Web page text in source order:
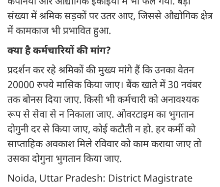
संख्या में श्रमिक सड़कों पर उतर आए, जिससे औद्योगिक क्षेत्र
में कामकाज भी प्रभावित हुआ.
क्या है कर्मचारियों की मांग?
प्रदर्शन कर रहे श्रमिकों की मुख्य मांगे हैं कि उनका वेतन
20000 रुपये मासिक किया जाए। बैंक खाते में 30 नवंबर
तक बोनस दिया जाए. किसी भी कर्मचारी को अनावश्यक
रूप से सेवा से न निकाला जाए. ओवरटाइम का भुगतान
दोगुनी दर से किया जाए, कोई कटौती न हो. हर कर्मी को
साप्ताहिक अवकाश मिले रविवार को काम कराया जाए तो
उसका दोगुना भुगतान किया जाए.
Noida, Uttar Pradesh: District Magistrate